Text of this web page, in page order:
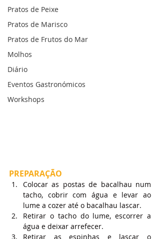
Pratos de Peixe
Pratos de Marisco
Pratos de Frutos do Mar
Molhos
Diário
Eventos Gastronómicos
Workshops
PREPARAÇÃO
Colocar as postas de bacalhau num
tacho, cobrir com água e levar ao
lume a cozer até o bacalhau lascar.
Retirar o tacho do lume, escorrer a
água e deixar arrefecer.
Retirar as espinhas e lascar o